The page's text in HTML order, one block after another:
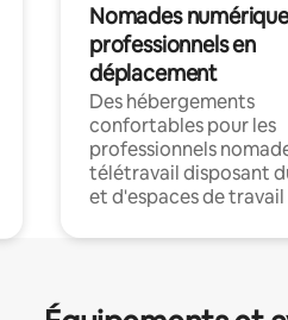
Nomades
professionnels en
déplacement
Des hébergements
confortables pour les
professionnels
télétravail disposant
et d'espaces de travail